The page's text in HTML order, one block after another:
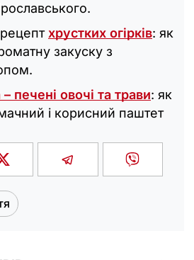
хрустких огірків: як
закуску з
печені овочі та трави: як
і корисний паштет